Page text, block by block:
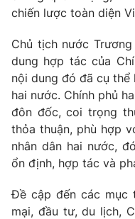
Phó Tổng Biên tập:
Tổng đài VTV:024.38
Ðiện thoại Thời báo VTV:
Email:toasoan@vtv.vn
Liên hệ quảng cáo:
024-
chiến lược toàn diện
Chủ tịch nước
dung hợp tác của
nội dung đó đã cụ thể
hai nước. Chính phủ
đôn đốc, coi trọng
thỏa thuận, phù hợp
nhân dân hai nước,
ổn định, hợp tác và
Đề cập đến các mục
mại, đầu tư, du lịch,